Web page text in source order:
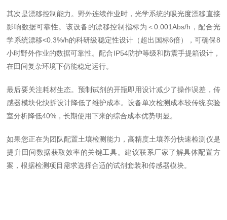
其次是漂移控制能力。野外连续作业时，光学系统的吸光度漂移直接
影响数据可靠性。该设备的漂移控制指标为＜0.001Abs/h ，配合光
学系统漂移<0.3%/h的科研级稳定性设计（超出国标6倍），可确保8
小时野外作业的数据可靠性。配合IP54防护等级和防震手提箱设计，
在田间复杂环境下仍能稳定运行。
最后要关注耗材生态。预制试剂的开瓶即用设计减少了操作误差，传
感器模块化快拆设计降低了维护成本。设备单次检测成本较传统实验
室分析降低40% ，长期使用下来的综合成本优势明显。
如果您正在为团队配置土壤检测能力，高精度土壤养分快速检测仪是
提升田间数据获取效率的关键工具。建议联系厂家了解具体配置方
案，根据检测项目需求选择合适的试剂套装和传感器模块。